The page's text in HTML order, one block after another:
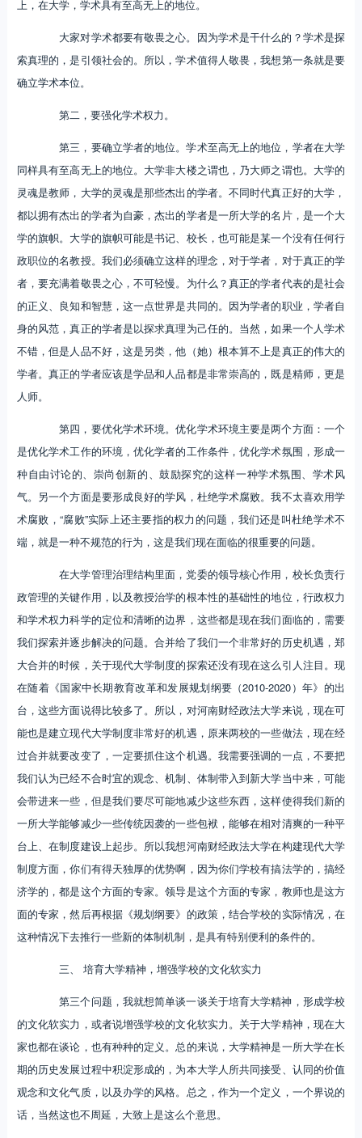
上，在大学，学术具有至高无上的地位。
大家对学术都要有敬畏之心。因为学术是干什么的？学术是探
索真理的，是引领社会的。所以，学术值得人敬畏，我想第一条就是要
确立学术本位。
第二，要强化学术权力。
第三，要确立学者的地位。学术至高无上的地位，学者在大学
同样具有至高无上的地位。大学非大楼之谓也，乃大师之谓也。大学的
灵魂是教师，大学的灵魂是那些杰出的学者。不同时代真正好的大学，
都以拥有杰出的学者为自豪，杰出的学者是一所大学的名片，是一个大
学的旗帜。大学的旗帜可能是书记、校长，也可能是某一个没有任何行
政职位的名教授。我们必须确立这样的理念，对于学者，对于真正的学
者，要充满着敬畏之心，不可轻慢。为什么？真正的学者代表的是社会
的正义、良知和智慧，这一点世界是共同的。因为学者的职业，学者自
身的风范，真正的学者是以探求真理为己任的。当然，如果一个人学术
不错，但是人品不好，这是另类，他（她）根本算不上是真正的伟大的
学者。真正的学者应该是学品和人品都是非常崇高的，既是精师，更是
人师。
第四，要优化学术环境。优化学术环境主要是两个方面：一个
是优化学术工作的环境，优化学者的工作条件，优化学术氛围，形成一
种自由讨论的、崇尚创新的、鼓励探究的这样一种学术氛围、学术风
气。另一个方面是要形成良好的学风，杜绝学术腐败。我不太喜欢用学
术腐败，“腐败”实际上还主要指的权力的问题，我们还是叫杜绝学术不
端，就是一种不规范的行为，这是我们现在面临的很重要的问题。
在大学管理治理结构里面，党委的领导核心作用，校长负责行
政管理的关键作用，以及教授治学的根本性的基础性的地位，行政权力
和学术权力科学的定位和清晰的边界，这些都是现在我们面临的，需要
我们探索并逐步解决的问题。合并给了我们一个非常好的历史机遇，郑
大合并的时候，关于现代大学制度的探索还没有现在这么引人注目。现
在随着《国家中长期教育改革和发展规划纲要（2010-2020）年》的出
台，这些方面说得比较多了。所以，对河南财经政法大学来说，现在可
能也是建立现代大学制度非常好的机遇，原来两校的一些做法，现在经
过合并就要改变了，一定要抓住这个机遇。我需要强调的一点，不要把
我们认为已经不合时宜的观念、机制、体制带入到新大学当中来，可能
会带进来一些，但是我们要尽可能地减少这些东西，这样使得我们新的
一所大学能够减少一些传统因袭的一些包袱，能够在相对清爽的一种平
台上、在制度建设上起步。所以我想河南财经政法大学在构建现代大学
制度方面，你们有得天独厚的优势啊，因为你们学校有搞法学的，搞经
济学的，都是这个方面的专家。领导是这个方面的专家，教师也是这方
面的专家，然后再根据《规划纲要》的政策，结合学校的实际情况，在
这种情况下去推行一些新的体制机制，是具有特别便利的条件的。
三、 培育大学精神，增强学校的文化软实力
第三个问题，我就想简单谈一谈关于培育大学精神，形成学校
的文化软实力，或者说增强学校的文化软实力。关于大学精神，现在大
家也都在谈论，也有种种的定义。总的来说，大学精神是一所大学在长
期的历史发展过程中积淀形成的，为本大学人所共同接受、认同的价值
观念和文化气质，以及办学的风格。总之，作为一个定义，一个界说的
话，当然这也不周延，大致上是这么个意思。